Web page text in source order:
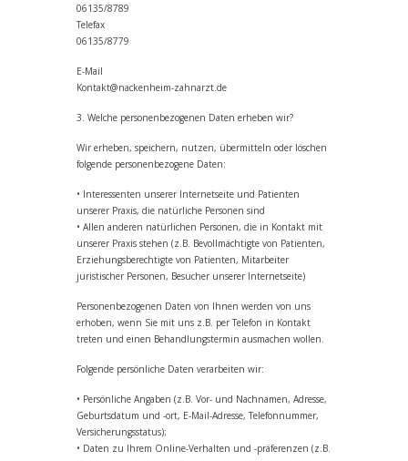
06135/8789
Telefax
06135/8779
E-Mail
Kontakt@nackenheim-zahnarzt.de
3. Welche personenbezogenen Daten erheben wir?
Wir erheben, speichern, nutzen, übermitteln oder löschen
folgende personenbezogene Daten:
• Interessenten unserer Internetseite und Patienten
unserer Praxis, die natürliche Personen sind
• Allen anderen natürlichen Personen, die in Kontakt mit
unserer Praxis stehen (z.B. Bevollmächtigte von Patienten,
Erziehungsberechtigte von Patienten, Mitarbeiter
juristischer Personen, Besucher unserer Internetseite)
Personenbezogenen Daten von Ihnen werden von uns
erhoben, wenn Sie mit uns z.B. per Telefon in Kontakt
treten und einen Behandlungstermin ausmachen wollen.
Folgende persönliche Daten verarbeiten wir:
• Persönliche Angaben (z.B. Vor- und Nachnamen, Adresse,
Geburtsdatum und -ort, E-Mail-Adresse, Telefonnummer,
Versicherungsstatus);
• Daten zu Ihrem Online-Verhalten und -präferenzen (z.B.